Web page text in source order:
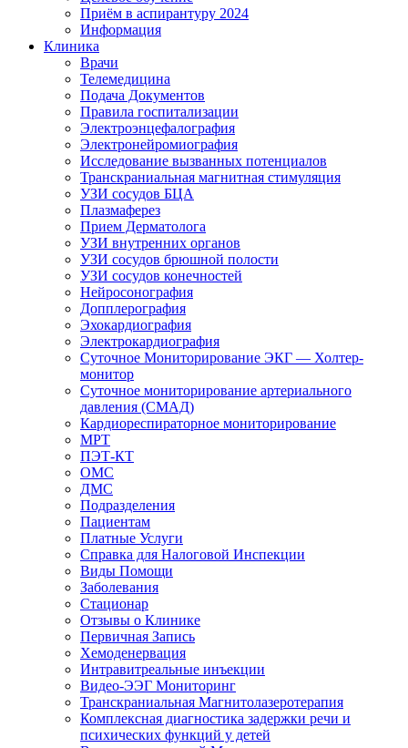
Приём в аспирантуру 2024
Информация
Клиника
Врачи
Телемедицина
Подача Документов
Правила госпитализации
Электроэнцефалография
Электронейромиография
Исследование вызванных потенциалов
Транскраниальная магнитная стимуляция
УЗИ сосудов БЦА
Плазмаферез
Прием Дерматолога
УЗИ внутренних органов
УЗИ сосудов брюшной полости
УЗИ сосудов конечностей
Нейросонография
Допплерография
Эхокардиография
Электрокардиография
Суточное Мониторирование ЭКГ — Холтер-
монитор
Суточное мониторирование артериального
давления (СМАД)
Кардиореспираторное мониторирование
МРТ
ПЭТ-КТ
ОМС
ДМС
Подразделения
Пациентам
Платные Услуги
Справка для Налоговой Инспекции
Виды Помощи
Заболевания
Стационар
Отзывы о Клинике
Первичная Запись
Хемоденервация
Интравитреальные инъекции
Видео-ЭЭГ Мониторинг
Транскраниальная Магнитолазеротерапия
Комплексная диагностика задержки речи и
психических функций у детей